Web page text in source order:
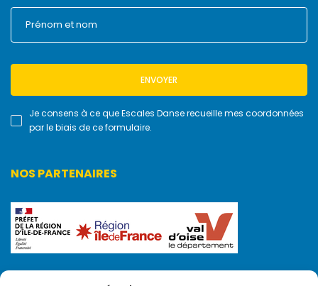
ENVOYER
Je consens à ce que Escales Danse recueille mes coordonnées
par le biais de ce formulaire.
NOS PARTENAIRES